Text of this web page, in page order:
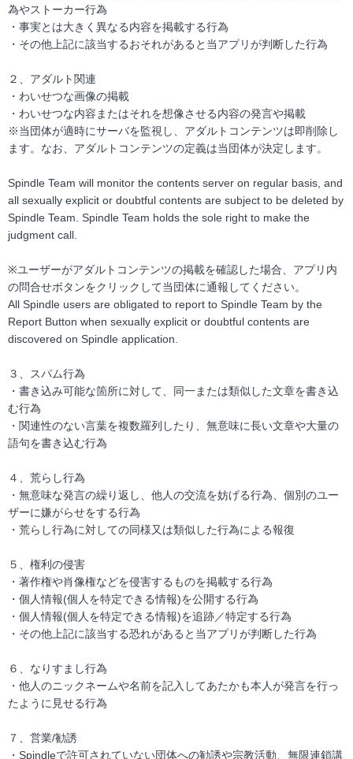
為やストーカー行為
・事実とは大きく異なる内容を掲載する行為
・その他上記に該当するおそれがあると当アプリが判断した行為
２、アダルト関連
・わいせつな画像の掲載
・わいせつな内容またはそれを想像させる内容の発言や掲載
※当団体が適時にサーバを監視し、アダルトコンテンツは即削除し
ます。なお、アダルトコンテンツの定義は当団体が決定します。
Spindle Team will monitor the contents server on regular basis, and
all sexually explicit or doubtful contents are subject to be deleted by
Spindle Team. Spindle Team holds the sole right to make the
judgment call.
※ユーザーがアダルトコンテンツの掲載を確認した場合、アプリ内
の問合せボタンをクリックして当団体に通報してください。
All Spindle users are obligated to report to Spindle Team by the
Report Button when sexually explicit or doubtful contents are
discovered on Spindle application.
３、スパム行為
・書き込み可能な箇所に対して、同一または類似した文章を書き込
む行為
・関連性のない言葉を複数羅列したり、無意味に長い文章や大量の
語句を書き込む行為
４、荒らし行為
・無意味な発言の繰り返し、他人の交流を妨げる行為、個別のユー
ザーに嫌がらせをする行為
・荒らし行為に対しての同様又は類似した行為による報復
５、権利の侵害
・著作権や肖像権などを侵害するものを掲載する行為
・個人情報(個人を特定できる情報)を公開する行為
・個人情報(個人を特定できる情報)を追跡／特定する行為
・その他上記に該当する恐れがあると当アプリが判断した行為
６、なりすまし行為
・他人のニックネームや名前を記入してあたかも本人が発言を行っ
たように見せる行為
７、営業/勧誘
・Spindleで許可されていない団体への勧誘や宗教活動、無限連鎖講